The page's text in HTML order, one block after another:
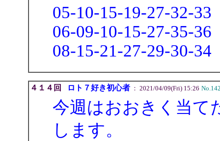
05-10-15-19-27-32-33
06-09-10-15-27-35-36
08-15-21-27-29-30-34
４１４回 ロト７好き初心者： 2021/04/09(Fri) 15:26
今週はおおきく当て
します。